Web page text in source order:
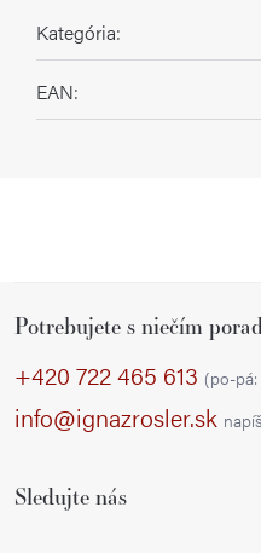
Kategória:
EAN:
Potrebujete s niečím
+420 722 465 613 (po-
info@ignazrosler.sk
Sledujte nás